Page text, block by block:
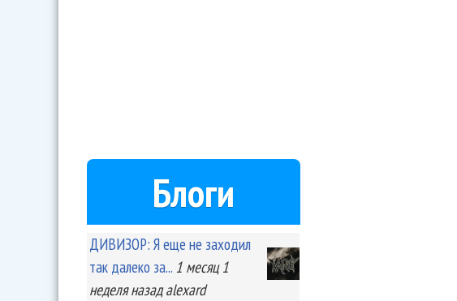
Блоги
ДИВИЗОР: Я еще не заходил
так далеко за... 1 месяц 1
неделяназад alexard